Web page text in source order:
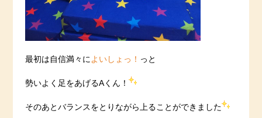
最初は自信満々に よいしょっ！ っと
勢いよく足をあげるAくん！
そのあとバランスをとりながら上ることができました